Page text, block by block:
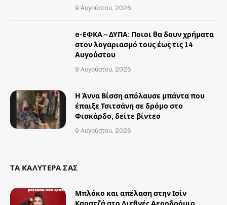
9 Αυγούστου, 2026
e-ΕΦΚΑ – ΔΥΠΑ: Ποιοι θα δουν χρήματα
στον λογαριασμό τους έως τις 14
Αυγούστου
9 Αυγούστου, 2026
Η Άννα Βίσση απόλαυσε μπάντα που
έπαιξε Τσιτσάνη σε δρόμο στο
Φισκάρδο, δείτε βίντεο
9 Αυγούστου, 2026
ΤΑ ΚΑΛΥΤΕΡΑ ΣΑΣ
Μπλόκο και απέλαση στην Ισίν